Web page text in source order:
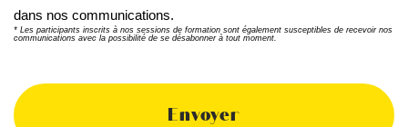
dans nos communications.
* Les participants inscrits à nos sessions de formation sont également susceptibles de recevoir nos
communications avec la possibilité de se désabonner à tout moment.
Envoyer